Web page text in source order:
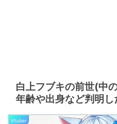
白上フブキの前世(中
年齢や出身など判明し
Vtuber